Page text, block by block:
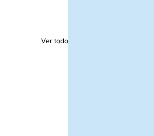
Ver todo